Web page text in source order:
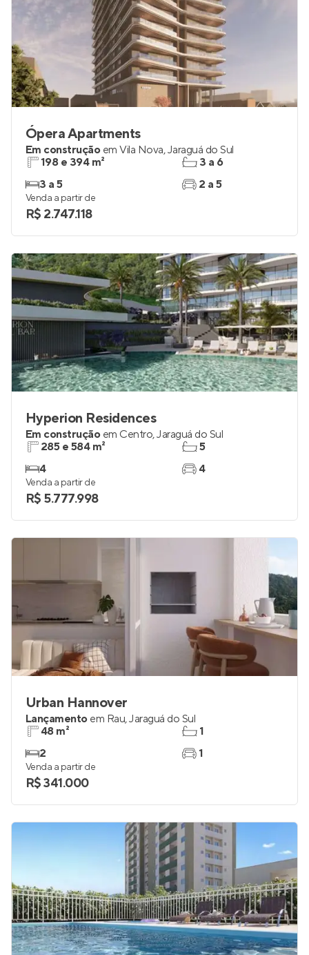
Ópera Apartments
Em construção em Vila Nova,Jaraguá do Sul
198 e 394 m²
3 a 5
3 a 6
2 a 5
Venda a partir de
R$ 2.747.118
Hyperion Residences
Em construção em Centro,Jaraguá do Sul
285 e 584 m²
4
5
4
Venda a partir de
R$ 5.777.998
Urban Hannover
Lançamento em Rau,Jaraguá do Sul
48 m²
2
1
1
Venda a partir de
R$ 341.000